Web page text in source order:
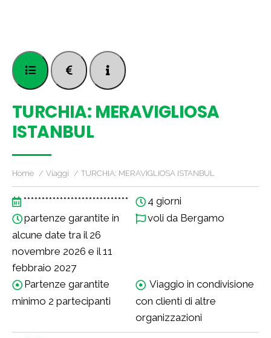
TURCHIA: MERAVIGLIOSA
ISTANBUL
Home Viaggi TURCHIA: MERAVIGLIOSA ISTANBUL
*****************************
4 giorni
partenze garantite in
alcune date tra il 26
novembre 2026 e il 11
febbraio 2027
voli da Bergamo
Partenze garantite
minimo 2 partecipanti
Viaggio in condivisione
con clienti di altre
organizzazioni